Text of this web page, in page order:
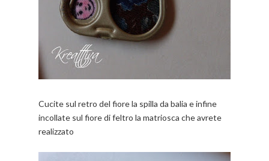
Cucite sul retro del fiore la spilla da balia e infine
incollate sul fiore di feltro la matriosca che avrete
realizzato